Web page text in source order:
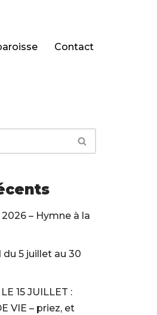
Contact
– Hymne à la
du 5 juillet au 30
15 JUILLET :
VIE – priez, et